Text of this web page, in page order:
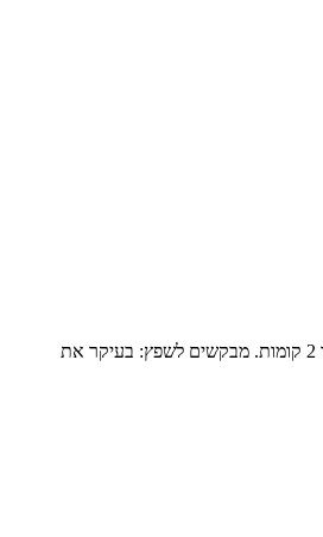
פנטהואז יוקרתי בנופים המשפחה: זוג שומרי מסורת עם ילד אחד בבית והשאר נשואים עם משפחות ומגיעים בסופי שבוע. הם עברו מבית גדול ביישוב באזור. שטח הדירה: כ-200 מ”ר 2 קומות. מבקשים לשפץ: בעיקר את